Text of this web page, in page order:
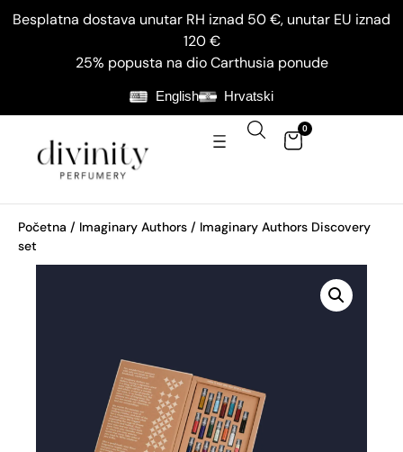
Besplatna dostava unutar RH iznad 50 €, unutar EU iznad
120 €
25% popusta na dio Carthusia ponude
English Hrvatski
0
Početna / Imaginary Authors / Imaginary Authors Discovery
set